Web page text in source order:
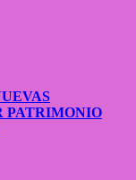
PATRIMONIO